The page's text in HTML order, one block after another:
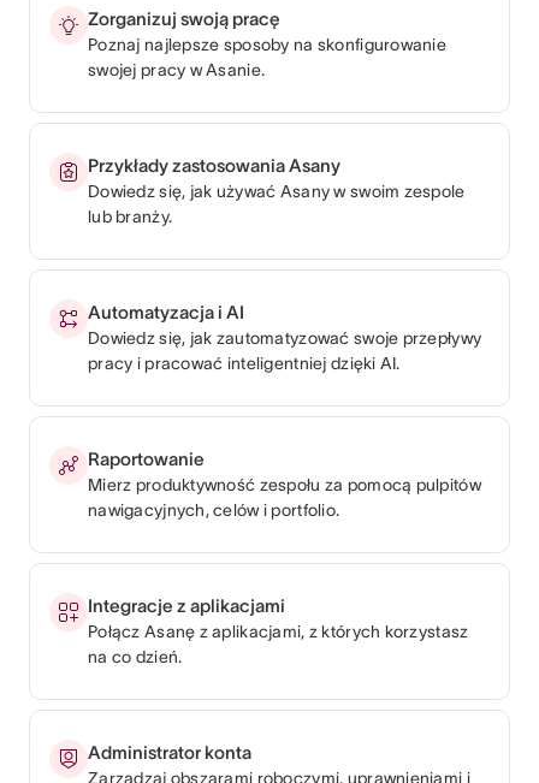
Zorganizuj swoją pracę
Poznaj najlepsze sposoby na skonfigurowanie
swojej pracy w Asanie.
Przykłady zastosowania Asany
Dowiedz się, jak używać Asany w swoim zespole
lub branży.
Automatyzacja i AI
Dowiedz się, jak zautomatyzować swoje przepływy
pracy i pracować inteligentniej dzięki AI.
Raportowanie
Mierz produktywność zespołu za pomocą pulpitów
nawigacyjnych, celów i portfolio.
Integracje z aplikacjami
Połącz Asanę z aplikacjami, z których korzystasz
na co dzień.
Administrator konta
Zarządzaj obszarami roboczymi, uprawnieniami i